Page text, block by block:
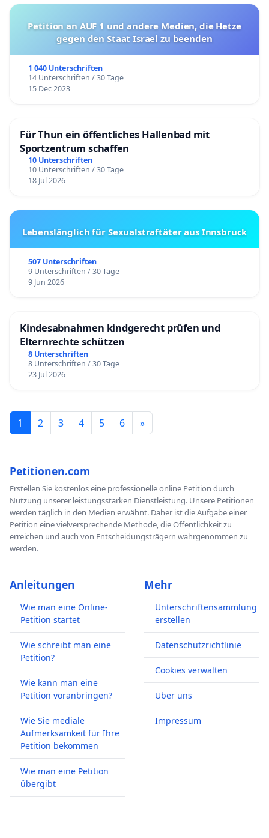
Petition an AUF 1 und andere Medien, die Hetze
gegen den Staat Israel zu beenden
1 040 Unterschriften
14 Unterschriften / 30 Tage
15 Dec 2023
Für Thun ein öffentliches Hallenbad mit
Sportzentrum schaffen
10 Unterschriften
10 Unterschriften / 30 Tage
18 Jul 2026
Lebenslänglich für Sexualstraftäter aus Innsbruck
507 Unterschriften
9 Unterschriften / 30 Tage
9 Jun 2026
Kindesabnahmen kindgerecht prüfen und
Elternrechte schützen
8 Unterschriften
8 Unterschriften / 30 Tage
23 Jul 2026
1 2 3 4 5 6 »
Petitionen.com
Erstellen Sie kostenlos eine professionelle online Petition durch
Nutzung unserer leistungsstarken Dienstleistung. Unsere Petitionen
werden täglich in den Medien erwähnt. Daher ist die Aufgabe einer
Petition eine vielversprechende Methode, die Öffentlichkeit zu
erreichen und auch von Entscheidungsträgern wahrgenommen zu
werden.
Anleitungen
Wie man eine Online-
Petition startet
Wie schreibt man eine
Petition?
Wie kann man eine
Petition voranbringen?
Wie Sie mediale
Aufmerksamkeit für Ihre
Petition bekommen
Wie man eine Petition
übergibt
Mehr
Unterschriftensammlung
erstellen
Datenschutzrichtlinie
Cookies verwalten
Über uns
Impressum